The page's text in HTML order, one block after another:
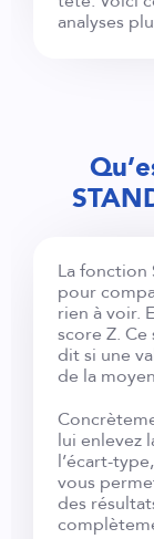
analyses
La fonction
pour
rien à voir.
score Z.
dit si une
de la
lui enlevez
l’écart-
vous
des